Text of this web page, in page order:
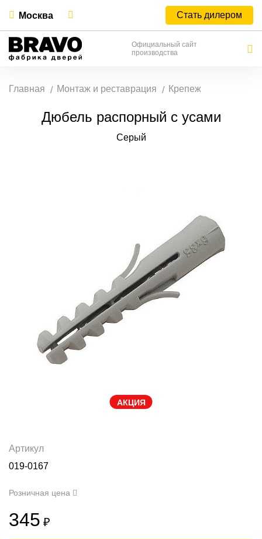
Москва Стать дилером
Официальный сайт
производства
Главная Монтаж и реставрация Крепеж
Дюбель распорный с усами
Серый
АКЦИЯ
Артикул
019-0167
Розничная цена
345 ₽